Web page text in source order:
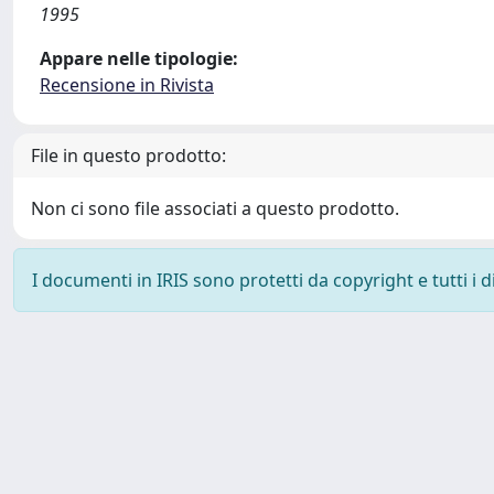
1995
Appare nelle tipologie:
Recensione in Rivista
File in questo prodotto:
Non ci sono file associati a questo prodotto.
I documenti in IRIS sono protetti da copyright e tutti i